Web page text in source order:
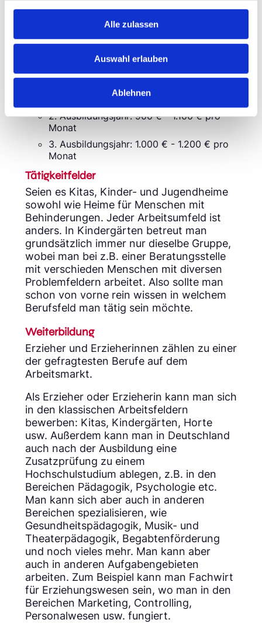
Alle zulassen
Auswahl erlauben
Ablehnen
€/Monat für sehr erfahrene Positionen.
Schulleiter/Verwaltungsangestellte
verdienen in den höchsten Positionen bis
zu 6.000 €/Monat.
1. Ausbildungsjahr: 800 € - 1.000 € pro
2. Ausbildungsjahr: 900 € - 1.100 € pro
Monat
3. Ausbildungsjahr: 1.000 € - 1.200 € pro
Monat
Tätigkeitfelder
Seien es Kitas, Kinder- und Jugendheime
sowohl wie Heime für Menschen mit
Behinderungen. Jeder Arbeitsumfeld ist
anders. In Kindergärten betreut man
grundsätzlich immer nur dieselbe Gruppe,
wobei man bei z.B. einer Beratungsstelle
mit verschieden Menschen mit diversen
Problemfeldern arbeitet. Also sollte man
schon von vorne rein wissen in welchem
Berufsfeld man tätig sein möchte.
Weiterbildung
Erzieher und Erzieherinnen zählen zu einer
der gefragtesten Berufe auf dem
Arbeitsmarkt.
Als Erzieher oder Erzieherin kann man sich
in den klassischen Arbeitsfeldern
bewerben: Kitas, Kindergärten, Horte
usw. Außerdem kann man in Deutschland
auch nach der Ausbildung eine
Zusatzprüfung zu einem
Hochschulstudium ablegen, z.B. in den
Bereichen Pädagogik, Psychologie etc.
Man kann sich aber auch in anderen
Bereichen spezialisieren, wie
Gesundheitspädagogik, Musik- und
Theaterpädagogik, Begabtenförderung
und noch vieles mehr. Man kann aber
auch in anderen Aufgabengebieten
arbeiten. Zum Beispiel kann man Fachwirt
für Erziehungswesen sein, wo man in den
Bereichen Marketing, Controlling,
Personalwesen usw. fungiert.